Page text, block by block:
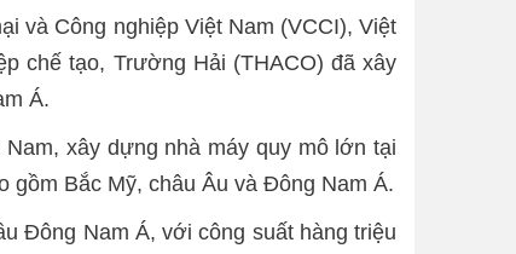
và Công nghiệp Việt Nam (VCCI), Việt
chế tạo, Trường Hải (THACO) đã xây
Á.
xây dựng nhà máy quy mô lớn tại
gồm Bắc Mỹ, châu Âu và Đông Nam Á.
Đông Nam Á, với công suất hàng triệu